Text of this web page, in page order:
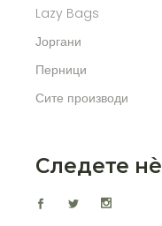
Lazy Bags
Јоргани
Перници
Сите производи
Следете нѐ